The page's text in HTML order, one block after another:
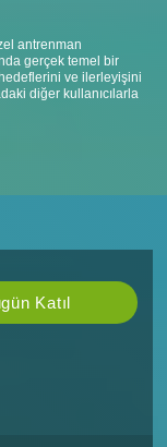
antrenman
gerçek temel bir
ve ilerleyişini
diğer kullanıcılarla
Katıl